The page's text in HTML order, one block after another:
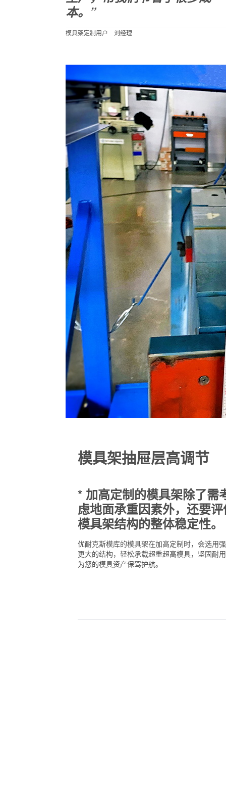
本。”
模具架定制用户 刘经理
模具架抽屉层高调节
* 加高定制的模具架除了需
虑地面承重因素外，还要
模具架结构的整体稳定性。
优耐克斯模库的模具架在加高定制时，会选用
更大的结构，轻松承载超重超高模具，坚固耐
为您的模具资产保驾护航。